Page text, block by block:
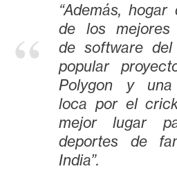
“Además, hogar
de los mejores
de software
popular
Polygon y una
loca por el
mejor lugar
deportes de
India”.